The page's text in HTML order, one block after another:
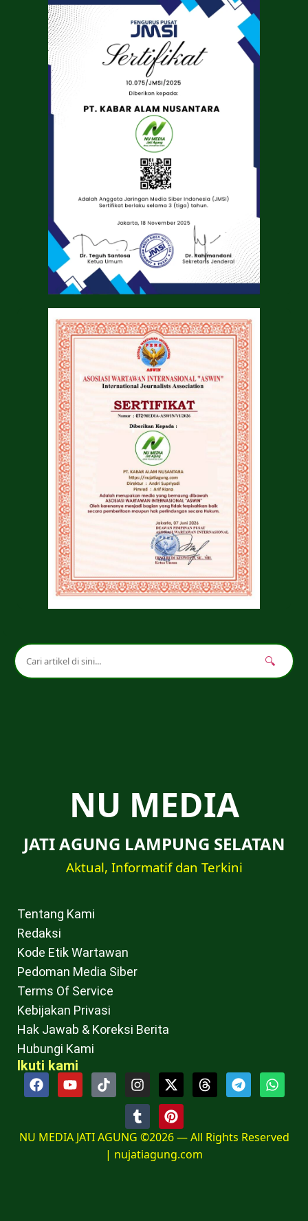
🔍
NU MEDIA
JATI AGUNG LAMPUNG SELATAN
Aktual, Informatif dan Terkini
Tentang Kami
Redaksi
Kode Etik Wartawan
Pedoman Media Siber
Terms Of Service
Kebijakan Privasi
Hak Jawab & Koreksi Berita
Hubungi Kami
Ikuti kami
NU MEDIA JATI AGUNG ©2026 — All Rights Reserved
| nujatiagung.com